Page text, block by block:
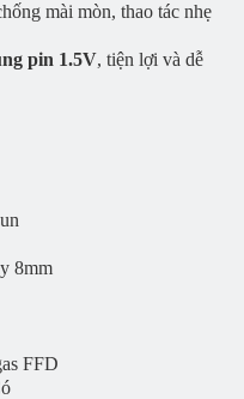
mài mòn, thao tác nhẹ
pin 1.5V, tiện lợi và dễ
8mm
FFD